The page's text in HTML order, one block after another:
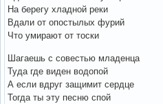
На берегу хладной реки
Вдали от опостылых фурий
Что умирают от тоски
Шагаешь с совестью младенца
Туда где виден водопой
А если вдруг защимит сердце
Тогда ты эту песню спой